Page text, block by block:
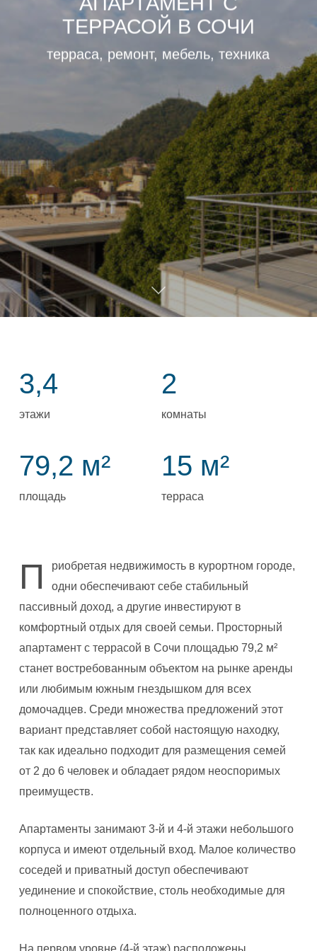
ТЕРРАСОЙ В СОЧИ
терраса, ремонт, мебель, техника
3,4
этажи
79,2 м²
площадь
2
комнаты
15 м²
терраса
П
риобретая недвижимость в курортном городе,
одни обеспечивают себе стабильный
пассивный доход, а другие инвестируют в
комфортный отдых для своей семьи. Просторный
апартамент с террасой в Сочи площадью 79,2 м²
станет востребованным объектом на рынке аренды
или любимым южным гнездышком для всех
домочадцев. Среди множества предложений этот
вариант представляет собой настоящую находку,
так как идеально подходит для размещения семей
от 2 до 6 человек и обладает рядом неоспоримых
преимуществ.
Апартаменты занимают 3-й и 4-й этажи небольшого
корпуса и имеют отдельный вход. Малое количество
соседей и приватный доступ обеспечивают
уединение и спокойствие, столь необходимые для
полноценного отдыха.
На первом уровне (4-й этаж) расположены